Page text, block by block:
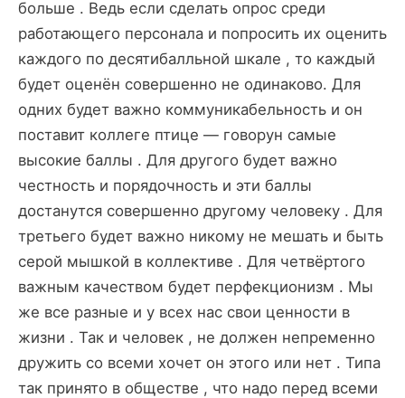
больше . Ведь если сделать опрос среди
работающего персонала и попросить их оценить
каждого по десятибалльной шкале , то каждый
будет оценён совершенно не одинаково. Для
одних будет важно коммуникабельность и он
поставит коллеге птице — говорун самые
высокие баллы . Для другого будет важно
честность и порядочность и эти баллы
достанутся совершенно другому человеку . Для
третьего будет важно никому не мешать и быть
серой мышкой в коллективе . Для четвёртого
важным качеством будет перфекционизм . Мы
же все разные и у всех нас свои ценности в
жизни . Так и человек , не должен непременно
дружить со всеми хочет он этого или нет . Типа
так принято в обществе , что надо перед всеми